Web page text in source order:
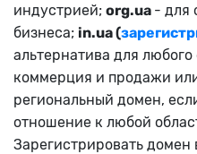
индустрией; org.ua - для
бизнеса; in.ua (
альтернатива для
коммерция и продажи
региональный домен,
отношение к любой
Зарегистрировать